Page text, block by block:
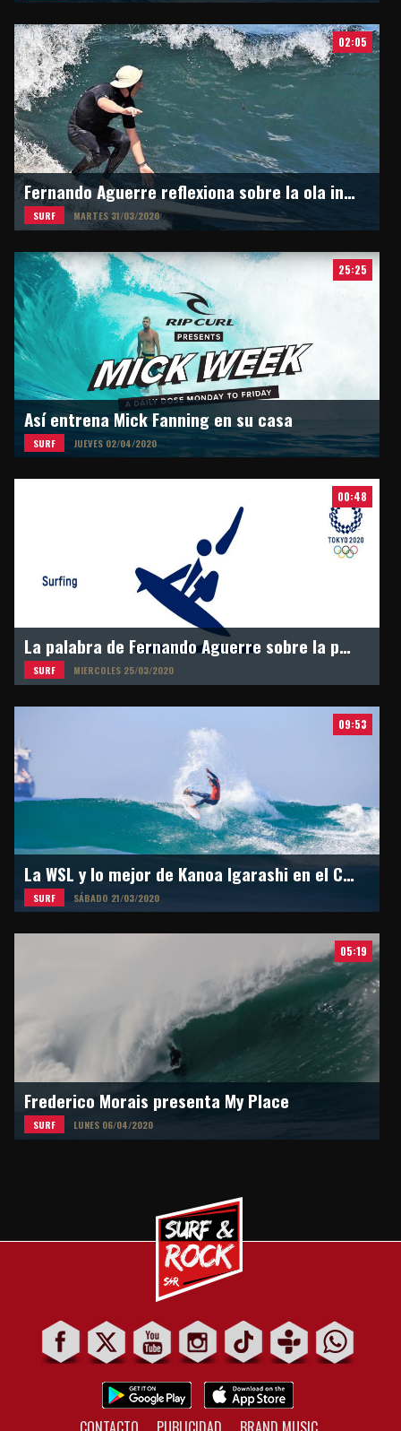
02:05
Fernando Aguerre reflexiona sobre la ola inesperada
SURF MARTES 31/03/2020
25:25
Así entrena Mick Fanning en su casa
SURF JUEVES 02/04/2020
00:48
La palabra de Fernando Aguerre sobre la postergación de los Juegos Olímpicos en Tokyo 2021
SURF MIERCOLES 25/03/2020
09:53
La WSL y lo mejor de Kanoa Igarashi en el Circuito Mundial
SURF SÁBADO 21/03/2020
05:19
Frederico Morais presenta My Place
SURF LUNES 06/04/2020